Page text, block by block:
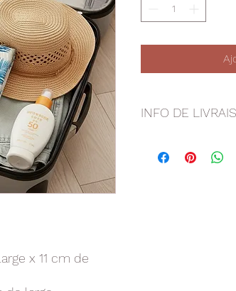
x 11 cm de
INFO DE